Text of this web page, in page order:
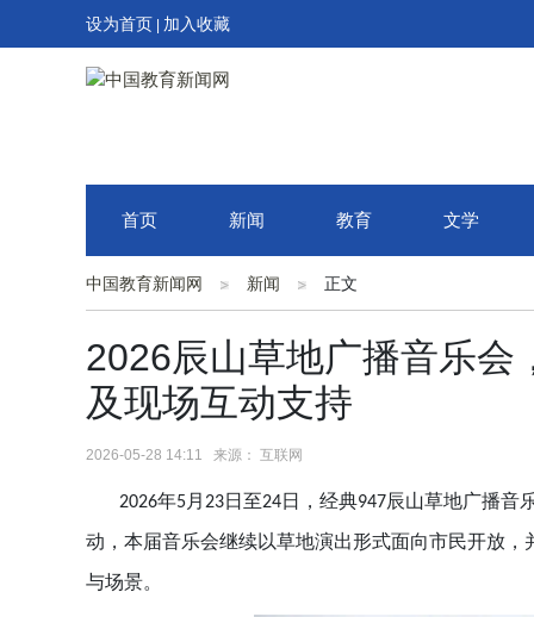
设为首页 加入收藏
首页 新闻 教育 文学
中国教育新闻网 新闻 正文
2026辰山草地广播音乐会
及现场互动支持
2026-05-28 14:11 来源： 互联网
2026年5月 23日至24日，经典947辰山草地广播音
动，本届音乐会继续以草地演出形式面向市民开放
与场景。